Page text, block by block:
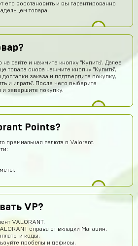
его восстановить и вы гарантированно
товара.
сайте и нажмите кнопку "Купить". Далее
товара снова нажмите кнопку "Купить",
заказа и подтвердите покупку,
и играть". После чего выберите
завершите покупку.
Points?
премиальная валюта в Valorant.
VP?
VALORANT.
справа от вкладки Магазин.
и коды.
пробелы и дефисы.
15 часов назад
я проверил
12 часов назад